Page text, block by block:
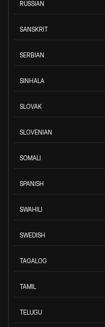
RUSSIAN
SANSKRIT
SERBIAN
SINHALA
SLOVAK
SLOVENIAN
SOMALI
SPANISH
SWAHILI
SWEDISH
TAGALOG
TAMIL
TELUGU